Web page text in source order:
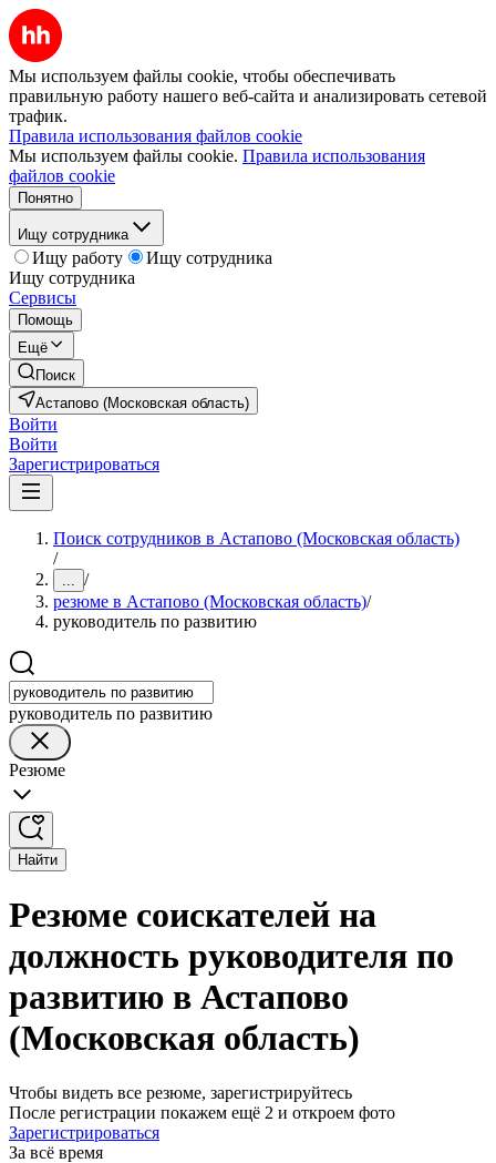
Мы используем файлы cookie, чтобы обеспечивать
правильную работу нашего веб-сайта и анализировать сетевой
трафик.
Правила использования файлов cookie
Мы используем файлы cookie. Правила использования
файлов cookie
Понятно
Ищу сотрудника
Ищу работу
Ищу сотрудника
Ищу сотрудника
Сервисы
Помощь
Ещё
Поиск
Астапово (Московская область)
Войти
Войти
Зарегистрироваться
Поиск сотрудников в Астапово (Московская область)
/
... /
резюме в Астапово (Московская область)/
руководитель по развитию
руководитель по развитию
Резюме
Найти
Резюме соискателей на
должность руководителя по
развитию в Астапово
(Московская область)
Чтобы видеть все резюме, зарегистрируйтесь
После регистрации покажем ещё 2 и откроем фото
Зарегистрироваться
За всё время